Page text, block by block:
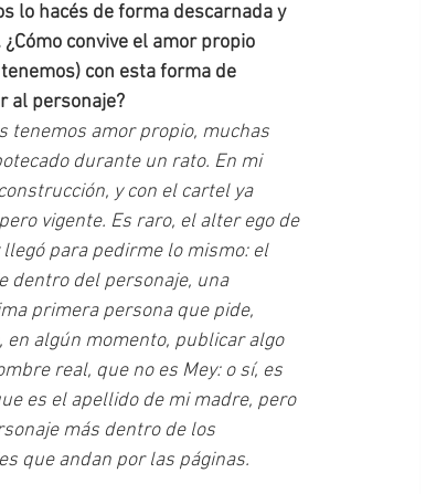
lo hacés de forma descarnada y
¿Cómo convive el amor propio
con esta forma de
al personaje?
tenemos amor propio, muchas
durante un rato. En mi
y con el cartel ya
vigente. Es raro, el alter ego de
llegó para pedirme lo mismo: el
dentro del personaje, una
primera persona que pide,
en algún momento, publicar algo
real, que no es Mey: o sí, es
es el apellido de mi madre, pero
más dentro de los
que andan por las páginas.